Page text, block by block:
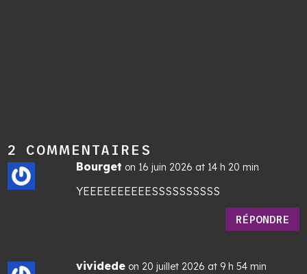
2 COMMENTAIRES
Bourget on 16 juin 2026 at 14 h 20 min
YEEEEEEEEEESSSSSSSSSS
RÉPONDRE
vividede on 20 juillet 2026 at 9 h 54 min